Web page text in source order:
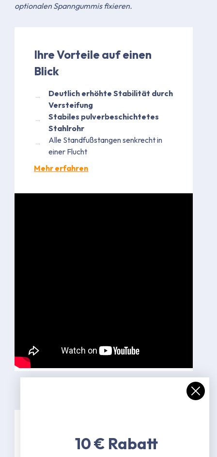
optionalen Spanngummis fixieren.
Ihre Vorteile auf einen
Blick
Deutlich erhöhte Stabilität durch
Versteifung
Stabiles pulverbeschichtetes
Stahlrohr
Alle Standfußstangen senkrecht in
einer Flucht
Mehr erfahren
Spezifikationen
10 € Rabatt